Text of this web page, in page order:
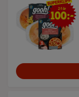
2 för 100 kr
2 för
100:-